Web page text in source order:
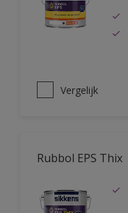
Vergelijk
Rubbol EPS Thix